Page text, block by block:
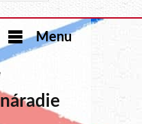
Menu